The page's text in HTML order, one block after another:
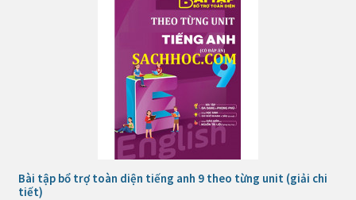
Bài tập bổ trợ toàn diện tiếng anh 9 theo từng unit (giải chi
tiết)